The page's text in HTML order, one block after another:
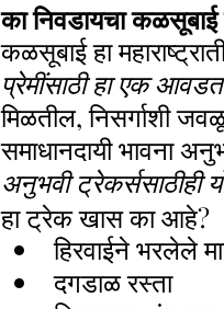
का निवडायचा
कळसूबाई हा
प्रेमींसाठी हा एक
मिळतील, निसर्गाशी
समाधानदायी भावना
अनुभवी ट्रेकर्ससाठीही
हा ट्रेक खास का आहे?
हिरवाईने भरलेले
दगडाळ रस्ता